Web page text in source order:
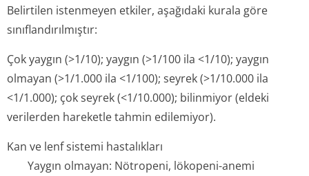
Belirtilen istenmeyen etkiler, aşağıdaki kurala göre
sınıflandırılmıştır:
Çok yaygın (>1/10); yaygın (>1/100 ila <1/10); yaygın
olmayan (>1/1.000 ila <1/100); seyrek (>1/10.000 ila
<1/1.000); çok seyrek (<1/10.000); bilinmiyor (eldeki
verilerden hareketle tahmin edilemiyor).
Kan ve lenf sistemi hastalıkları
Yaygın olmayan: Nötropeni, lökopeni-anemi